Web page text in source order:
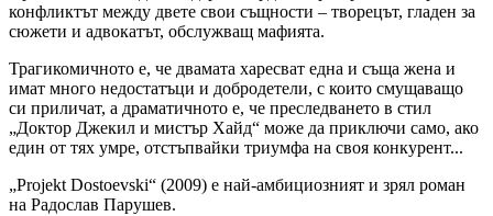
конфликтът между двете свои същности – творецът, гладен за
сюжети и адвокатът, обслужващ мафията.
Трагикомичното е, че двамата харесват една и съща жена и
имат много недостатъци и добродетели, с които смущаващо
си приличат, а драматичното е, че преследването в стил
„Доктор Джекил и мистър Хайд“ може да приключи само, ако
един от тях умре, отстъпвайки триумфа на своя конкурент...
„Projekt Dostoevski“ (2009) е най-амбициозният и зрял роман
на Радослав Парушев.